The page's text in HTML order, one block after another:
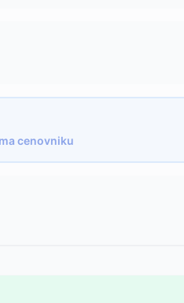
cenovniku